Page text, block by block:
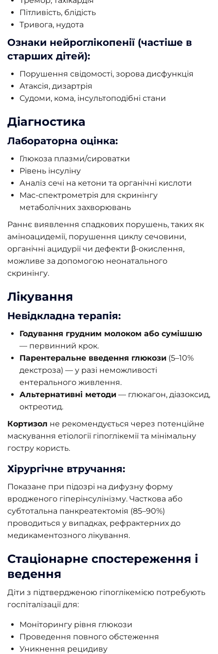
Пітливість, блідість
Тривога, нудота
Ознаки нейроглікопенії (частіше в
старших дітей):
Порушення свідомості, зорова дисфункція
Атаксія, дизартрія
Судоми, кома, інсультоподібні стани
Діагностика
Лабораторна оцінка:
Глюкоза плазми/сироватки
Рівень інсуліну
Аналіз сечі на кетони та органічні кислоти
Мас-спектрометрія для скринінгу
метаболічних захворювань
Раннє виявлення спадкових порушень, таких як
аміноацидемії, порушення циклу сечовини,
органічні ацидурії чи дефекти β-окислення,
можливе за допомогою неонатального
скринінгу.
Лікування
Невідкладна терапія:
Годування грудним молоком або сумішшю
— первинний крок.
Парентеральне введення глюкози (5–10%
декстроза) — у разі неможливості
ентерального живлення.
Альтернативні методи — глюкагон, діазоксид,
октреотид.
Кортизол не рекомендується через потенційне
маскування етіології гіпоглікемії та мінімальну
гостру користь.
Хірургічне втручання:
Показане при підозрі на дифузну форму
вродженого гіперінсулінізму. Часткова або
субтотальна панкреатектомія (85–90%)
проводиться у випадках, рефрактерних до
медикаментозного лікування.
Стаціонарне спостереження і
ведення
Діти з підтвердженою гіпоглікемією потребують
госпіталізації для:
Моніторингу рівня глюкози
Проведення повного обстеження
Уникнення рецидиву